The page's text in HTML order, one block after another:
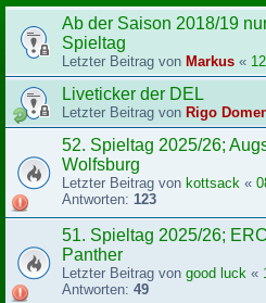
Ab der Saison 2018/19
Spieltag
Letzter Beitrag von Markus «
Liveticker der DEL
Letzter Beitrag von Rigo
52. Spieltag 2025/26;
Wolfsburg
Letzter Beitrag von kottsack «
Antworten: 123
51. Spieltag 2025/26;
Panther
Letzter Beitrag von good luck «
Antworten: 49